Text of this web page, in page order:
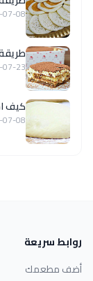
08
23
كيف
08
روابط سريعة
أضف مطعمك